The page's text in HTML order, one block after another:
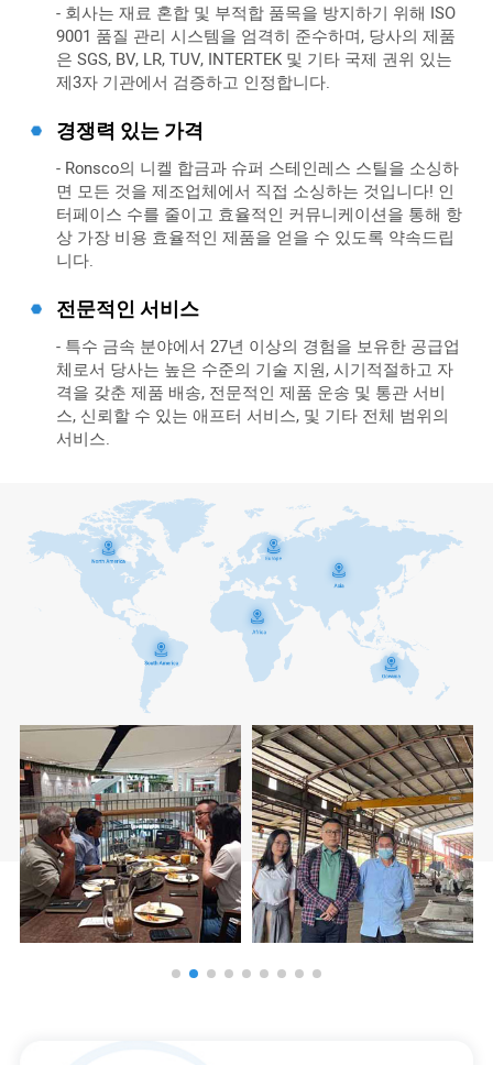
- 회사는 재료 혼합 및 부적합 품목을 방지하기 위해 ISO
9001 품질 관리 시스템을 엄격히 준수하며, 당사의 제품
은 SGS, BV, LR, TUV, INTERTEK 및 기타 국제 권위 있는
제3자 기관에서 검증하고 인정합니다.
경쟁력 있는 가격
- Ronsco의 니켈 합금과 슈퍼 스테인레스 스틸을 소싱하
면 모든 것을 제조업체에서 직접 소싱하는 것입니다! 인
터페이스 수를 줄이고 효율적인 커뮤니케이션을 통해 항
상 가장 비용 효율적인 제품을 얻을 수 있도록 약속드립
니다.
전문적인 서비스
- 특수 금속 분야에서 27년 이상의 경험을 보유한 공급업
체로서 당사는 높은 수준의 기술 지원, 시기적절하고 자
격을 갖춘 제품 배송, 전문적인 제품 운송 및 통관 서비
스, 신뢰할 수 있는 애프터 서비스, 및 기타 전체 범위의
서비스.